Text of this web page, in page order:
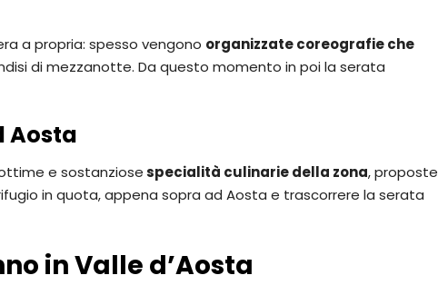
a propria: spesso vengono organizzate coreografie che
di mezzanotte. Da questo momento in poi la serata
Aosta
e sostanziosespecialità culinarie della zona, proposte
in quota, appena sopra ad Aosta e trascorrere la serata
in Valle d’Aosta